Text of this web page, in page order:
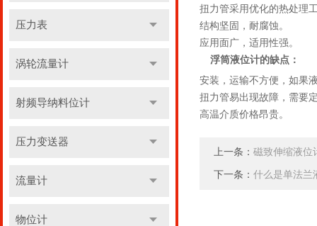
压力表
涡轮流量计
射频导纳料位计
压力变送器
流量计
物位计
扭力管采用优化的热处理
结构坚固，耐腐蚀。
应用面广，适用性强。
浮筒液位计的缺点：
安装，运输不方便，如果
扭力管易出现故障，需要
高温介质价格昂贵。
上一条： 磁致伸缩液位
下一条： 什么是单法兰